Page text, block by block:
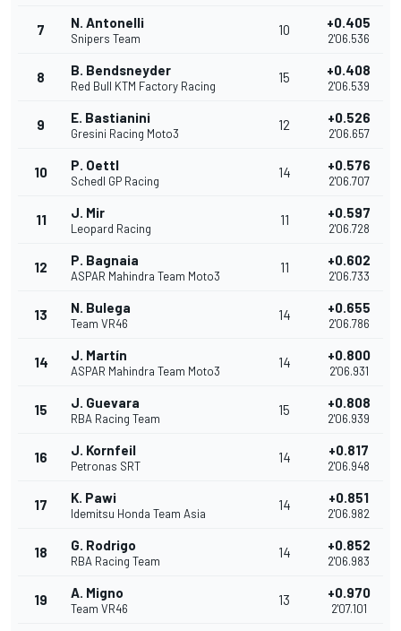
7 N. Antonelli
Snipers Team
10 +0.405
2'06.536
8 B. Bendsneyder
Red Bull KTM Factory Racing
15 +0.408
2'06.539
9 E. Bastianini
Gresini Racing Moto3
12 +0.526
2'06.657
10 P. Oettl
Schedl GP Racing
14 +0.576
2'06.707
11 J. Mir
Leopard Racing
11 +0.597
2'06.728
12 P. Bagnaia
ASPAR Mahindra Team Moto3
11 +0.602
2'06.733
13 N. Bulega
Team VR46
14 +0.655
2'06.786
14 J. Martín
ASPAR Mahindra Team Moto3
14 +0.800
2'06.931
15 J. Guevara
RBA Racing Team
15 +0.808
2'06.939
16 J. Kornfeil
Petronas SRT
14 +0.817
2'06.948
17 K. Pawi
Idemitsu Honda Team Asia
14 +0.851
2'06.982
18 G. Rodrigo
RBA Racing Team
14 +0.852
2'06.983
19 A. Migno
Team VR46
13 +0.970
2'07.101